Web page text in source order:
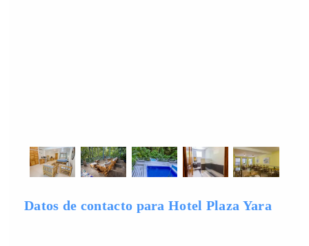
Datos de contacto para Hotel Plaza Yara